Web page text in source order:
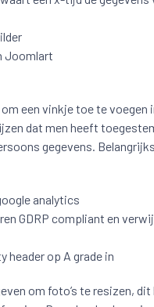
Joomlart
een vinkje toe te voegen
dat men heeft
gegevens.
analytics
GDRP compliant en
header op A grade in
om foto’s te resizen, dit